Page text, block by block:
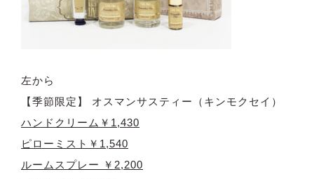
左から
【季節限定】 オスマンサスティー（キンモクセイ）
ハンドクリーム￥1,430
ピローミスト￥1,540
ルームスプレー ￥2,200